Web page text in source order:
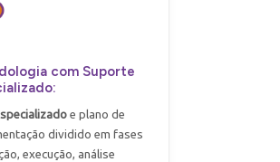
com Suporte
e plano de
dividido em fases
execução, análise